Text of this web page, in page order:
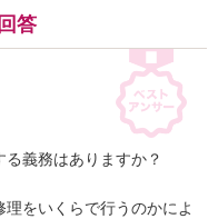
答
義務はありますか？
をいくらで行うのかによ